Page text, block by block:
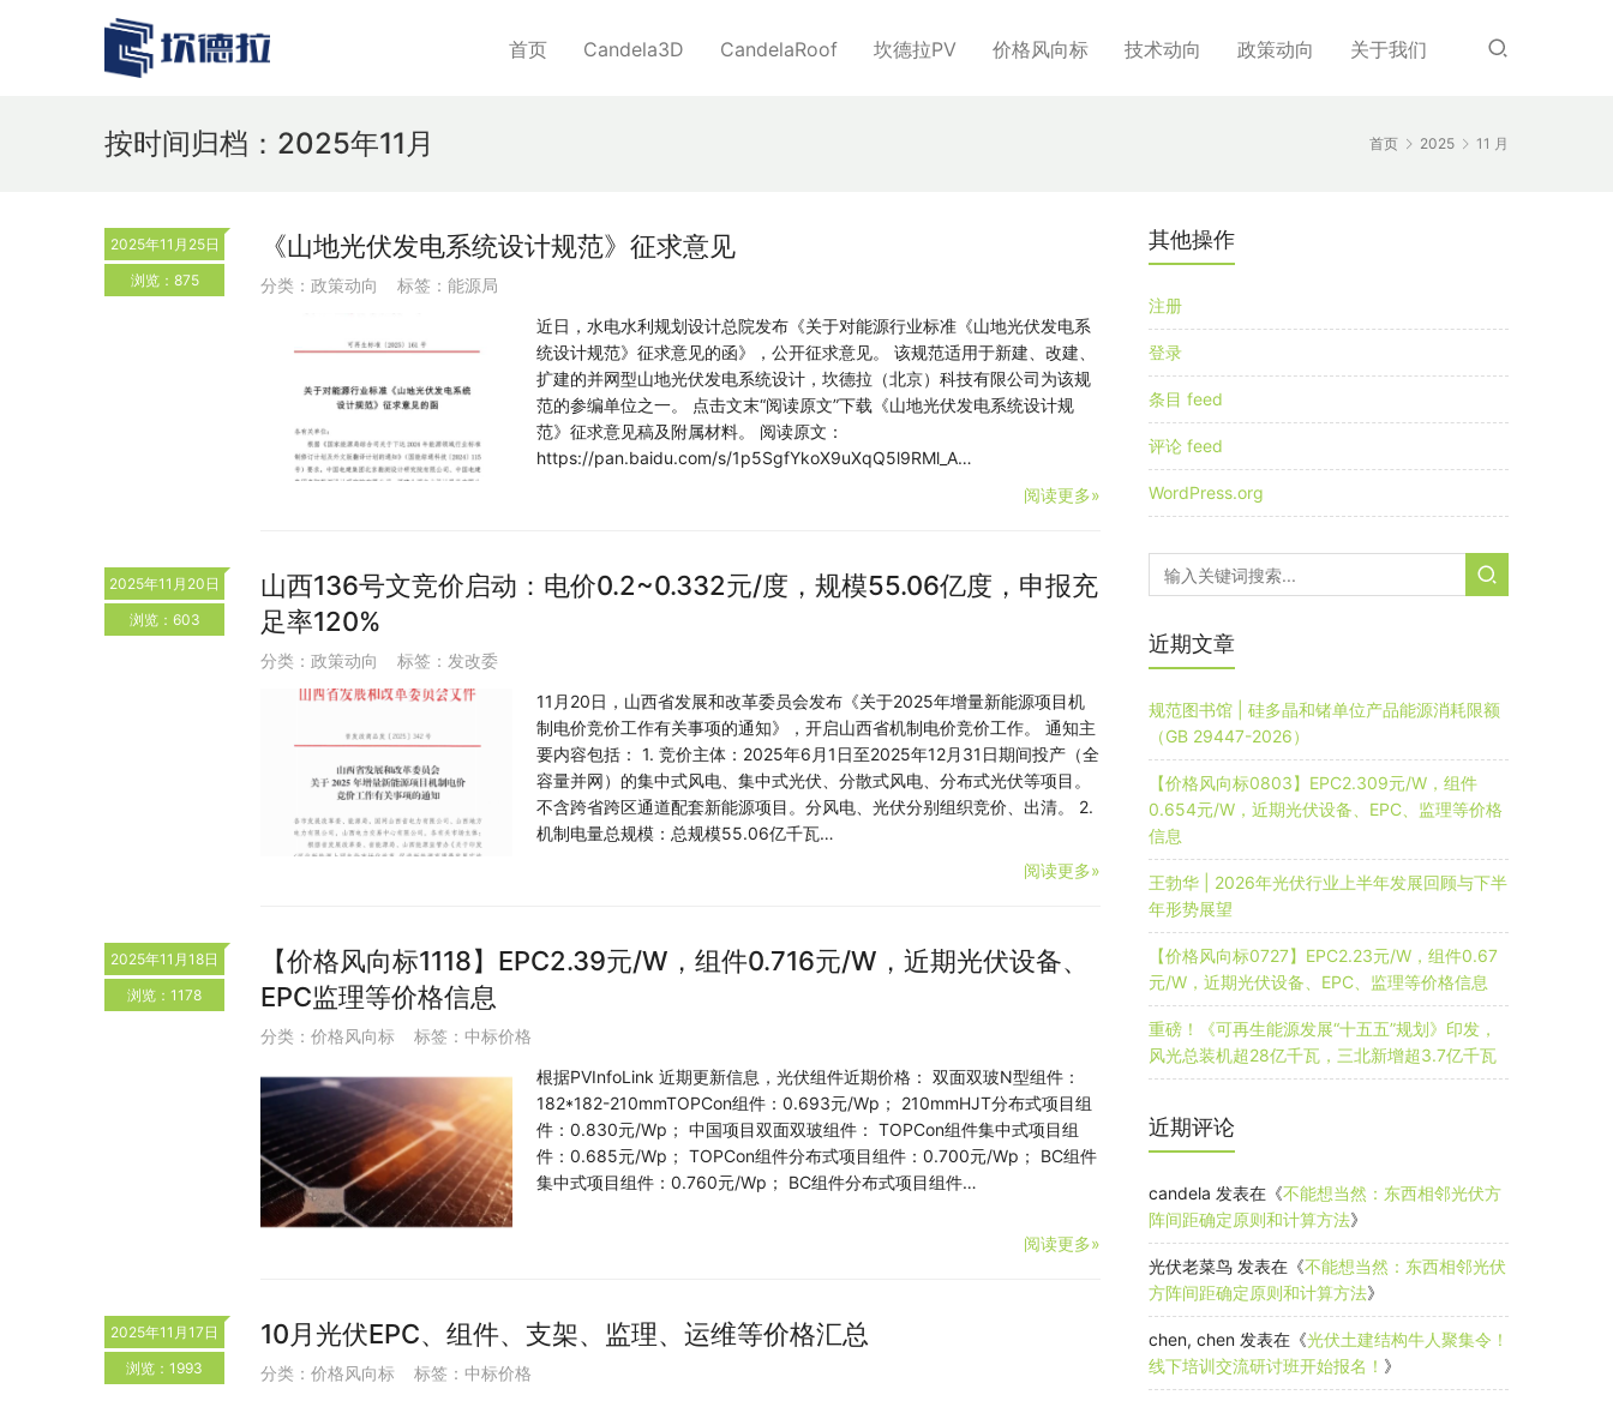
首页 Candela3D CandelaRoof 坎德拉PV 价格风向标 技术动向 政策动向 关于我们
首页 2025 11 月
按时间归档：2025年11月
2025年11月25日
浏览：875
《山地光伏发电系统设计规范》征求意见
分类： 政策动向 标签： 能源局
近日，水电水利规划设计总院发布《关于对能源行业标准《山地光伏发电系
统设计规范》征求意见的函》，公开征求意见。 该规范适用于新建、改建、
扩建的并网型山地光伏发电系统设计，坎德拉（北京）科技有限公司为该规
范的参编单位之一。 点击文末“阅读原文”下载《山地光伏发电系统设计规
范》征求意见稿及附属材料。 阅读原文：
https://pan.baidu.com/s/1p5SgfYkoX9uXqQ5l9RMl_A…
阅读更多»
2025年11月20日
浏览：603
山西136号文竞价启动：电价0.2~0.332元/度，规模55.06亿度，申报充
足率120%
分类： 政策动向 标签： 发改委
11月20日，山西省发展和改革委员会发布《关于2025年增量新能源项目机
制电价竞价工作有关事项的通知》，开启山西省机制电价竞价工作。 通知主
要内容包括： 1. 竞价主体：2025年6月1日至2025年12月31日期间投产（全
容量并网）的集中式风电、集中式光伏、分散式风电、分布式光伏等项目。
不含跨省跨区通道配套新能源项目。分风电、光伏分别组织竞价、出清。 2.
机制电量总规模：总规模55.06亿千瓦…
阅读更多»
2025年11月18日
浏览：1178
【价格风向标1118】EPC2.39元/W，组件0.716元/W，近期光伏设备、
EPC监理等价格信息
分类： 价格风向标 标签： 中标价格
根据PVInfoLink 近期更新信息，光伏组件近期价格： 双面双玻N型组件：
182*182-210mmTOPCon组件：0.693元/Wp； 210mmHJT分布式项目组
件：0.830元/Wp； 中国项目双面双玻组件： TOPCon组件集中式项目组
件：0.685元/Wp； TOPCon组件分布式项目组件：0.700元/Wp； BC组件
集中式项目组件：0.760元/Wp； BC组件分布式项目组件…
阅读更多»
2025年11月17日
浏览：1993
10月光伏EPC、组件、支架、监理、运维等价格汇总
分类： 价格风向标 标签： 中标价格
其他操作
注册
登录
条目 feed
评论 feed
WordPress.org
近期文章
规范图书馆 | 硅多晶和锗单位产品能源消耗限额
（GB 29447-2026）
【价格风向标0803】EPC2.309元/W，组件
0.654元/W，近期光伏设备、EPC、监理等价格
信息
王勃华 | 2026年光伏行业上半年发展回顾与下半
年形势展望
【价格风向标0727】EPC2.23元/W，组件0.67
元/W，近期光伏设备、EPC、监理等价格信息
重磅！《可再生能源发展“十五五”规划》印发，
风光总装机超28亿千瓦，三北新增超3.7亿千瓦
近期评论
candela 发表在《不能想当然：东西相邻光伏方
阵间距确定原则和计算方法》
光伏老菜鸟 发表在《不能想当然：东西相邻光伏
方阵间距确定原则和计算方法》
chen, chen 发表在《光伏土建结构牛人聚集令！
线下培训交流研讨班开始报名！ 》